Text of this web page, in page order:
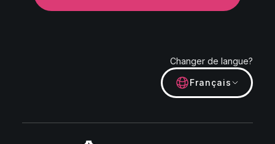
Changer de langue?
Français